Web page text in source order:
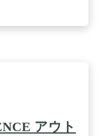
、ピクニック、釣
に最適です。小型
、室内使用なども
ズ：長さ32*幅
さ21*幅16*高さ
ンレス鋼アウト